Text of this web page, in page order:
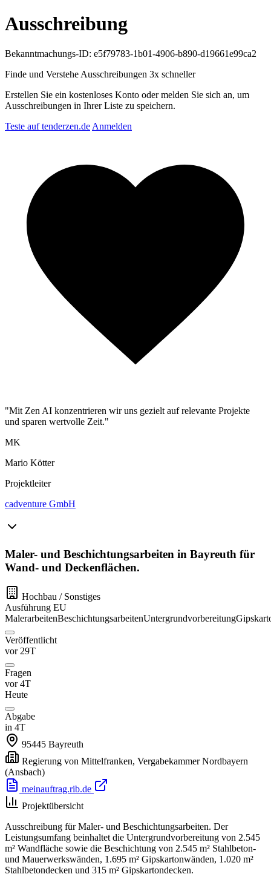
Ausschreibung
Bekanntmachungs-ID: e5f79783-1b01-4906-b890-d19661e99ca2
Finde und Verstehe Ausschreibungen 3x schneller
Erstellen Sie ein kostenloses Konto oder melden Sie sich an, um
Ausschreibungen in Ihrer Liste zu speichern.
Teste auf tenderzen.de Anmelden
"Mit Zen AI konzentrieren wir uns gezielt auf relevante Projekte
und sparen wertvolle Zeit."
MK
Mario Kötter
Projektleiter
cadventure GmbH
Maler- und Beschichtungsarbeiten in Bayreuth für
Wand- und Deckenflächen.
Hochbau / Sonstiges
Ausführung EU
MalerarbeitenBeschichtungsarbeitenUntergrundvorbereitung
Veröffentlicht
vor 29T
Fragen
vor 4T
Heute
Abgabe
in 4T
95445 Bayreuth
Regierung von Mittelfranken, Vergabekammer Nordbayern
(Ansbach)
meinauftrag.rib.de
Projektübersicht
Ausschreibung für Maler- und Beschichtungsarbeiten. Der
Leistungsumfang beinhaltet die Untergrundvorbereitung von 2.545
m² Wandfläche sowie die Beschichtung von 2.545 m² Stahlbeton-
und Mauerwerkswänden, 1.695 m² Gipskartonwänden, 1.020 m²
Stahlbetondecken und 315 m² Gipskartondecken.